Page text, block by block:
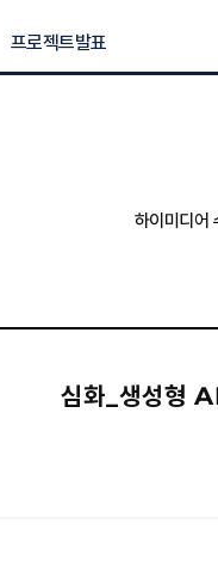
프로젝트발표
하이미디어
심화_생성형